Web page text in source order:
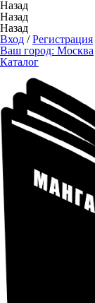
Назад
Назад
Назад
Вход /Регистрация
Ваш город: Москва
Каталог